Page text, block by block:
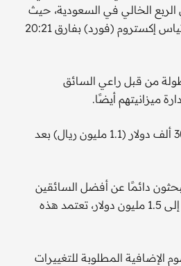
في الربع الخالي في السعودية، حيث
تقدم الراجحي (43 عاما) الجنوب إفريقي هنك لاتيغان (تويوتا) بفارق 3:57 دقيقة والسويدي ماتياس إكستروم (فورد) بفارق 20:21
من قبل راعي السائق
ميزانيتهم ​​أيضًا.
وكشفت الإحصائية أن الراجحي حصل على مبلغ راوح بين 100 ألف دولار (375.2 ألف ريال) و300 ألف دولار (1.1 مليون ريال) بعد
دائمًا عن أفضل السائقين
في المسابقة، يمكن لسائق السيارة الفائز في رالي داكار أن يكسب ما يصل إلى 500 ألف دولار إلى 1.5 مليون دولار، تعتمد هذه
فيما بلغت تكلفة الرسوم الإضافية المطلوبة للتغييرات